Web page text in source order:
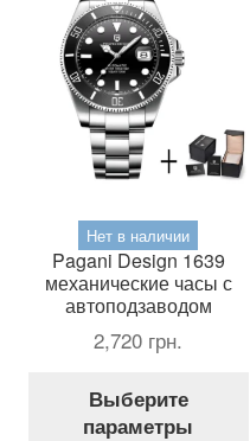
Нет в наличии
Pagani Design 1639
механические часы с
автоподзаводом
2,720 грн.
Выберите
параметры